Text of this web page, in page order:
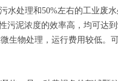
水处理和50%左右的工业废
污泥浓度的效率高，均可达到
生物处理，运行费用较低。